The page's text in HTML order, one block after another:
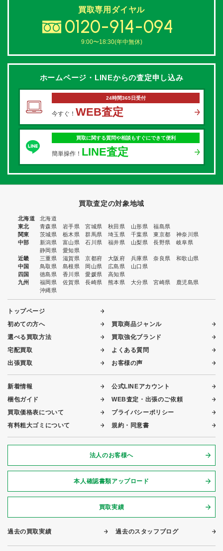
買取専用ダイヤル
0120-914-094
9:00〜18:30(年中無休)
ホームページ・LINEからの査定申し込み
24時間365日受付
今すぐ！ WEB査定
買取に関する質問や相談もすぐにできて便利
簡単操作！ LINE査定
買取査定の対象地域
北海道
北海道
東北
青森県 岩手県 宮城県 秋田県 山形県
福島県
関東
茨城県 栃木県 群馬県 埼玉県 千葉県 東京都
神奈川県
中部
新潟県 富山県 石川県 福井県 山梨県 長野県
岐阜県
静岡県
愛知県
近畿
三重県 滋賀県 京都府 大阪府 兵庫県 奈良県
和歌山県
中国
鳥取県 島根県 岡山県 広島県
山口県
四国
徳島県 香川県 愛媛県
高知県
九州
福岡県 佐賀県 長崎県 熊本県 大分県 宮崎県
鹿児島県
沖縄県
トップページ
初めての方へ
選べる買取方法
宅配買取
出張買取
買取商品ジャンル
買取強化ブランド
よくある質問
お客様の声
新着情報
梱包ガイド
買取価格表について
有料粗大ゴミについて
公式LINEアカウント
WEB査定・出張のご依頼
プライバシーポリシー
規約・同意書
法人のお客様へ
本人確認書類アップロード
買取実績
過去の買取実績 過去のスタッフブログ